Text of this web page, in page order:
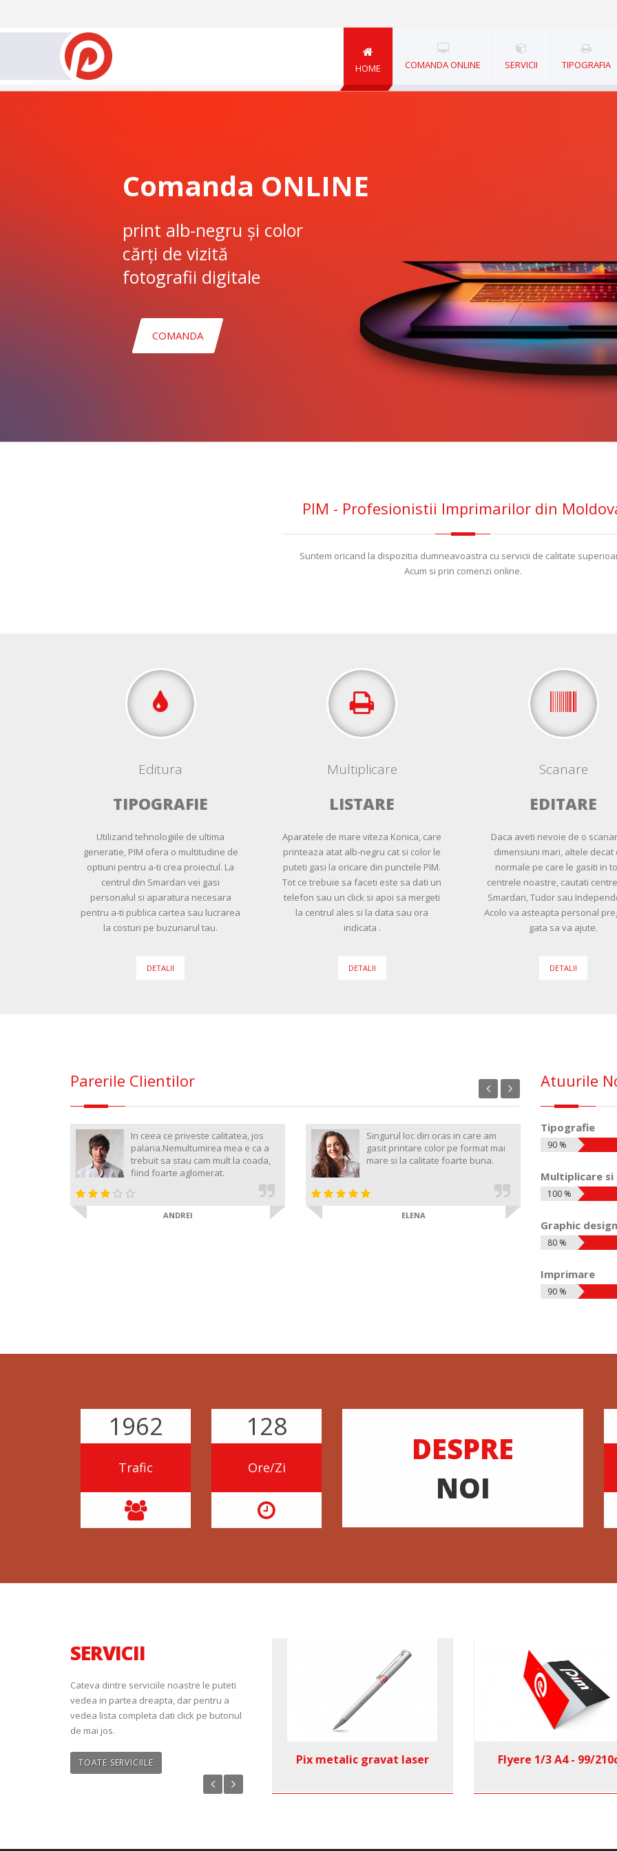
HOME COMANDA ONLINE SERVICII TIPOGRAFIA
Comanda ONLINE
print alb-negru și color
cărți de vizită
fotografii digitale
COMANDA
PIM - Profesionistii Imprimarilor din
Suntem oricand la dispozitia dumneavoastra cu servicii de calitate
Acum si prin comenzi online.
Editura
TIPOGRAFIE
Utilizand tehnologiile de ultima
generatie, PIM ofera o multitudine de
optiuni pentru a-ti crea proiectul. La
centrul din Smardan vei gasi
personalul si aparatura necesara
pentru a-ti publica cartea sau lucrarea
la costuri pe buzunarul tau.
DETALII
Multiplicare
LISTARE
Aparatele de mare viteza Konica, care
printeaza atat alb-negru cat si color le
puteti gasi la oricare din punctele PIM.
Tot ce trebuie sa faceti este sa dati un
telefon sau un click si apoi sa mergeti
la centrul ales si la data sau ora
indicata .
DETALII
Scanare
EDITARE
Daca aveti nevoie de o
dimensiuni mari, altele decat
normale pe care le gasiti in
centrele noastre, cautati
Smardan, Tudor sau
Acolo va asteapta personal
gata sa va ajute.
DETALII
Parerile Clientilor
In ceea ce priveste calitatea, jos
palaria.Nemultumirea mea e ca a
trebuit sa stau cam mult la coada,
fiind foarte aglomerat.
ANDREI
Singurul loc din oras in care am
gasit printare color pe format mai
mare si la calitate foarte buna.
ELENA
Mi-
Atuurile
Tipografie
90 %
Multiplicare si
100 %
Graphic design
80 %
Imprimare
90 %
1962
Trafic
128
Ore/Zi
DESPRE
NOI
SERVICII
Cateva dintre serviciile noastre le puteti
vedea in partea dreapta, dar pentru a
vedea lista completa dati click pe butonul
de mai jos.
TOATE SERVICIILEFlyere Pix metalic gravat laser Flyere 1/3 A4 - 99/